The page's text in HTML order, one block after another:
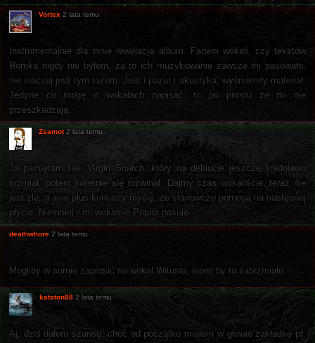
Vortex 2 lata temu
Instrumentalnie dla mnie rewelacja album. Fanem wokali, czy tekstów
Romka nigdy nie byłem, za to ich muzykowanie zawsze mi pasowało,
nie inaczej jest tym razem. Jest i pazur i akustyka, wyśmienity materiał.
Jedyne co mogę o wokalach napisać, to po prostu że mi nie
przeszkadzają.
Zsamot 2 lata temu
Ja pamiętam taki Virgin Snatch, który na debiucie jeszcze średniawo
brzmiał, potem świetnie się rozwinął. Dajmy czas wokaliście, teraz nie
jest źle, a anie plus koncerty myślę, że stanowczo pomogą na następnej
płycie. Niemniej - mi wokalnie Popiór pasuje.
deathwhore 2 lata temu
Mogliby w sumie zaprosić na wokal Witusia, lepiej by to zabrzmiało.
kataton88 2 lata temu
Aj, dziś dałem szansę, choć od początku miałem w głowie zakładkę pt.